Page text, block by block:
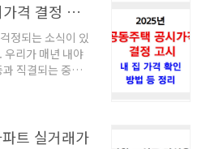
2025년 공동주택 공시가격 결정 공시, 내 집 가격 확인 방법 등 정리
정되는 소식이 있
리가 매년 내야
직결되는 중요
공시가격 공시
게요. ✅ 2025 공
해 공동주택 공시
트 실거래가